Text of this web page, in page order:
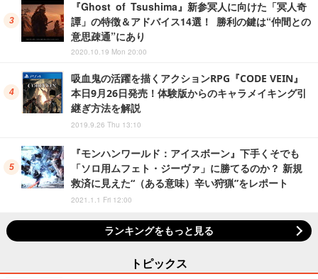
『Ghost of Tsushima』新参冥人に向けた「冥人奇
譚」の特徴＆アドバイス14選！ 勝利の鍵は“仲間との
意思疎通”にあり
2020.10.19 Mon 20:00
吸血鬼の活躍を描くアクションRPG『CODE VEIN』
本日9月26日発売！体験版からのキャラメイキング引
継ぎ方法を解説
2019.9.26 Thu 13:10
『モンハンワールド：アイスボーン』下手くそでも
「ソロ用ムフェト・ジーヴァ」に勝てるのか？ 新規
救済に見えた“（ある意味）辛い狩猟”をレポート
2021.1.1 Fri 12:00
ランキングをもっと見る
トピックス